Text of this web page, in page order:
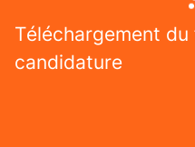
Téléchargement
candidature